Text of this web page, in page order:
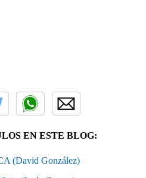
EN ESTE BLOG:
(David González)